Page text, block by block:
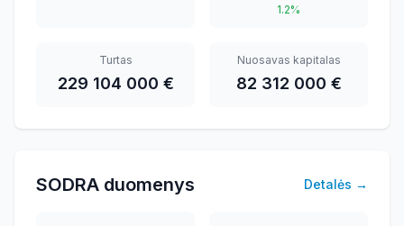
1.2%
Turtas
229 104 000 €
Nuosavas kapitalas
82 312 000 €
SODRA duomenys Detalės →